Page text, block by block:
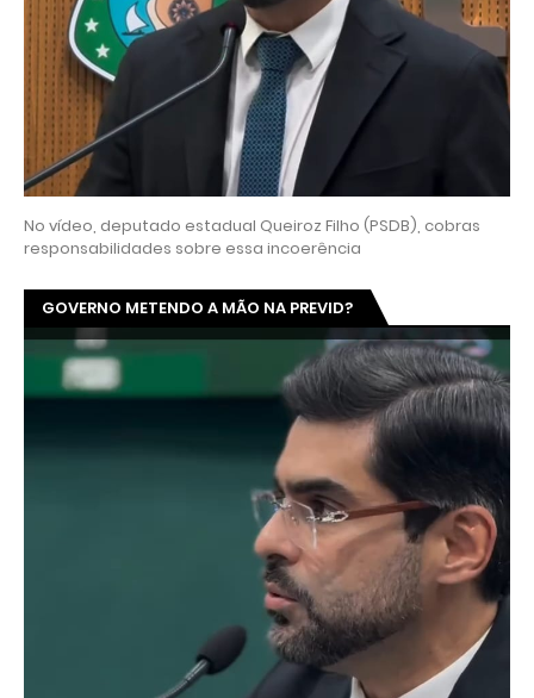
No vídeo, deputado estadual Queiroz Filho (PSDB), cobras
responsabilidades sobre essa incoerência
GOVERNO METENDO A MÃO NA PREVID?